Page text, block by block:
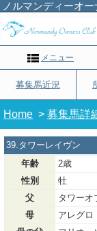
ノルマンディーオ
メニュー
募集馬近況
Home > 募集馬詳
39.タワーレイヴン
年齢
2歳
性別
牡
父
タワーオ
母
アレグロ